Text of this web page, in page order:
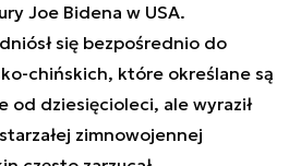
Joe Bidena w USA.
się bezpośrednio do
chińskich, które określane są
od dziesięcioleci, ale wyraził
zimnowojennej